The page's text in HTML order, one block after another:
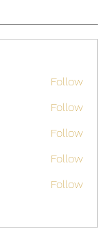
Follow
Follow
Follow
Follow
Follow